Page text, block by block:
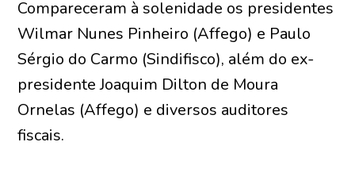
Compareceram à solenidade os presidentes
Wilmar Nunes Pinheiro (Affego) e Paulo
Sérgio do Carmo (Sindifisco), além do ex-
presidente Joaquim Dilton de Moura
Ornelas (Affego) e diversos auditores
fiscais.